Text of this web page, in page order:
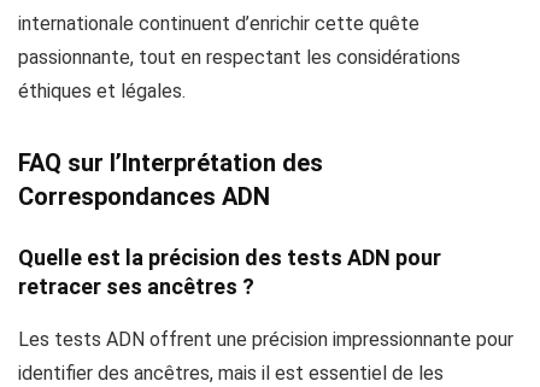
internationale continuent d’enrichir cette quête
passionnante, tout en respectant les considérations
éthiques et légales.
FAQ sur l’Interprétation des
Correspondances ADN
Quelle est la précision des tests ADN pour
retracer ses ancêtres ?
Les tests ADN offrent une précision impressionnante pour
identifier des ancêtres, mais il est essentiel de les